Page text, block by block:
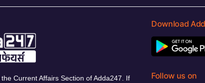
Current Affairs Section of Adda247. If
Download
Follow us on